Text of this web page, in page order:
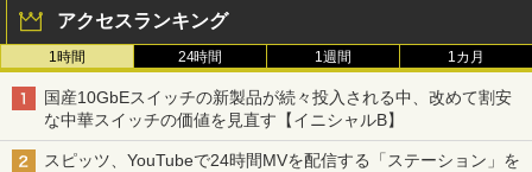
アクセスランキング
1時間 24時間 1週間 1カ月
国産10GbEスイッチの新製品が続々投入される中、改めて割安
な中華スイッチの価値を見直す【イニシャルB】
スピッツ、YouTubeで24時間MVを配信する「ステーション」を